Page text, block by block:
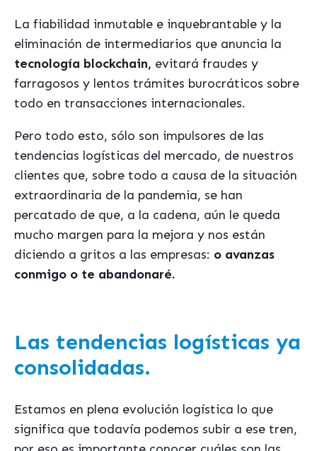
La fiabilidad inmutable e inquebrantable y la
eliminación de intermediarios que anuncia la
tecnología blockchain, evitará fraudes y
farragosos y lentos trámites burocráticos sobre
todo en transacciones internacionales.
Pero todo esto, sólo son impulsores de las
tendencias logísticas del mercado, de nuestros
clientes que, sobre todo a causa de la situación
extraordinaria de la pandemia, se han
percatado de que, a la cadena, aún le queda
mucho margen para la mejora y nos están
diciendo a gritos a las empresas: o avanzas
conmigo o te abandonaré.
Las tendencias logísticas ya
consolidadas.
Estamos en plena evolución logística lo que
significa que todavía podemos subir a ese tren,